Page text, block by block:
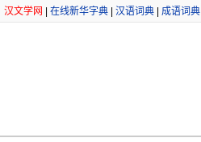
汉文学网 在线新华字典 汉语词典 成语词典